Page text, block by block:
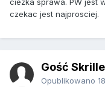
ciezka sprawa. PW jest
czekac jest najprosciej.
Gość
Opublikowano